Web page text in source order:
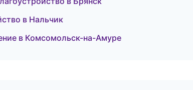
в Нальчик
в Комсомольск-на-Амуре